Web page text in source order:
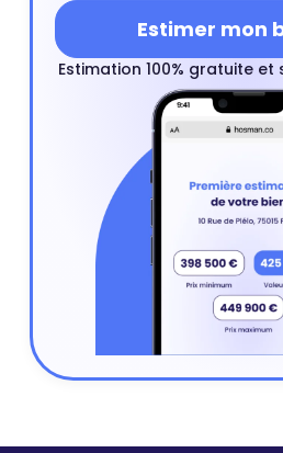
Estimer mon
Estimation 100% gratuite